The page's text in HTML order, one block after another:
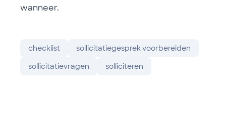
wanneer.
checklist
sollicitatiegesprek voorbereiden
sollicitatievragen
solliciteren